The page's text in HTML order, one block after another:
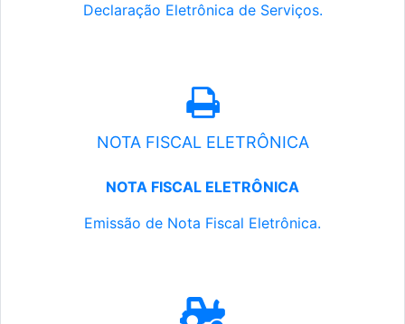
Declaração Eletrônica de Serviços.
NOTA FISCAL ELETRÔNICA
NOTA FISCAL ELETRÔNICA
Emissão de Nota Fiscal Eletrônica.